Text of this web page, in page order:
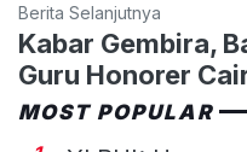
Berita Selanjutnya
Kabar Gembira,
Guru Honorer
MOST POPULAR